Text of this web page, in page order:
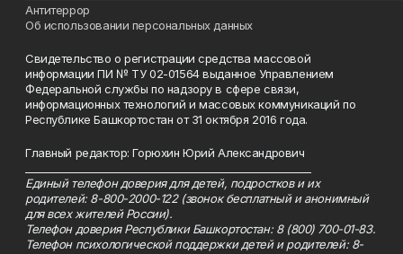
Антитеррор
Об использовании персональных данных
Свидетельство о регистрации средства массовой
информации ПИ № ТУ 02-01564 выданное Управлением
Федеральной службы по надзору в сфере связи,
информационных технологий и массовых коммуникаций по
Республике Башкортостан от 31 октября 2016 года.
Главный редактор: Горюхин Юрий Александрович
Единый телефон доверия для детей, подростков и их
родителей: 8-800-2000-122 (звонок бесплатный и анонимный
для всех жителей России).
Телефон доверия Республики Башкортостан: 8 (800) 700-01-83.
Телефон психологической поддержки детей и родителей: 8-